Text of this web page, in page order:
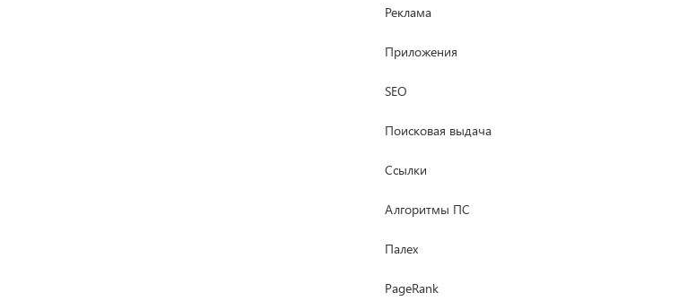
Реклама
Приложения
SEO
Поисковая выдача
Ссылки
Алгоритмы ПС
Палех
PageRank